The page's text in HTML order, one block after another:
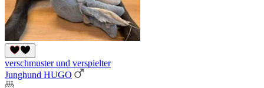
verschmuster und verspielter
Junghund HUGO